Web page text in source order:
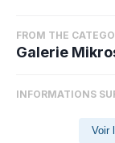
FROM THE
Galerie
INFORMATIONS
Voir